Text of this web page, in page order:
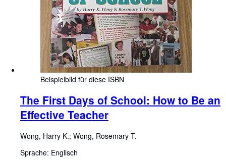
Beispielbild für diese ISBN
The First Days of School: How to Be an
Effective Teacher
Wong, Harry K.; Wong, Rosemary T.
Sprache: Englisch